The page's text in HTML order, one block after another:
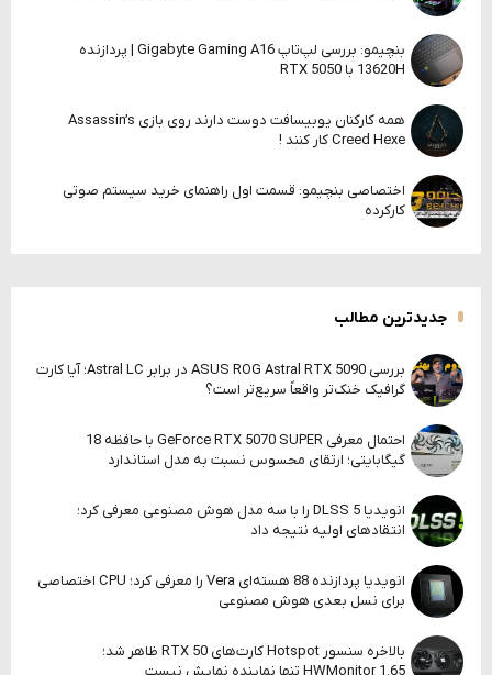
بنچیمو: بررسی لپ‌تاپ Gigabyte Gaming A16 | پردازنده
13620H با RTX 5050
همه کارکنان یوبیسافت دوست دارند روی بازی Assassin’s
Creed Hexe کار کنند !
اختصاصی بنچیمو: قسمت اول راهنمای خرید سیستم صوتی
کارکرده
جدیدترین مطالب
بررسی ASUS ROG Astral RTX 5090 در برابر Astral LC؛ آیا کارت
گرافیک خنک‌تر واقعاً سریع‌تر است؟
احتمال معرفی GeForce RTX 5070 SUPER با حافظه 18
گیگابایتی؛ ارتقای محسوس نسبت به مدل استاندارد
انویدیا DLSS 5 را با سه مدل هوش مصنوعی معرفی کرد؛
انتقادهای اولیه نتیجه داد
انویدیا پردازنده 88 هسته‌ای Vera را معرفی کرد؛ CPU اختصاصی
برای نسل بعدی هوش مصنوعی
بالاخره سنسور Hotspot کارت‌های RTX 50 ظاهر شد؛
HWMonitor 1.65 تنها نماینده نمایش نیست